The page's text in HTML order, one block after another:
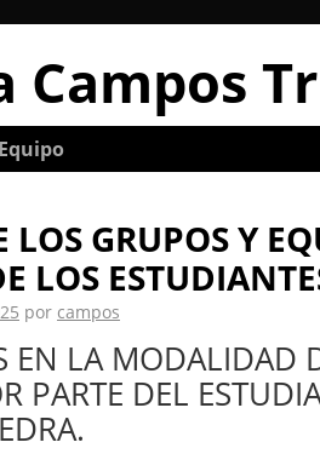
Campos
Equipo
LOS GRUPOS Y
LOS
por campos
EN LA MODALIDAD
PARTE DEL